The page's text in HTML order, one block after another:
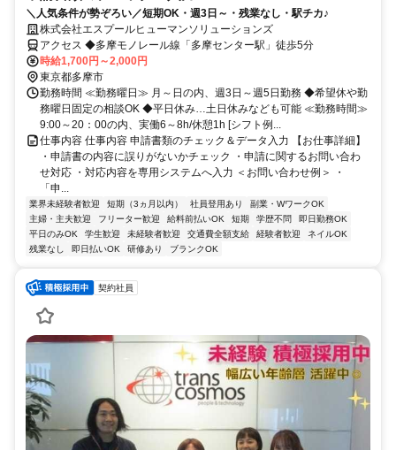
＼人気条件が勢ぞろい／短期OK・週3日～・残業なし・駅チカ♪
株式会社エスプールヒューマンソリューションズ
アクセス ◆多摩モノレール線「多摩センター駅」徒歩5分
時給1,700円～2,000円
東京都多摩市
勤務時間 ≪勤務曜日≫ 月～日の内、週3日～週5日勤務 ◆希望休や勤
務曜日固定の相談OK ◆平日休み…土日休みなども可能 ≪勤務時間≫
9:00～20：00の内、実働6～8h/休憩1h [シフト例...
仕事内容 仕事内容 申請書類のチェック＆データ入力 【お仕事詳細】
・申請書の内容に誤りがないかチェック ・申請に関するお問い合わ
せ対応 ・対応内容を専用システムへ入力 ＜お問い合わせ例＞ ・
「申...
業界未経験者歓迎 短期（3ヵ月以内） 社員登用あり
副業・WワークOK
主婦・主夫歓迎
フリーター歓迎 給料前払いOK 短期 学歴不問
即日勤務OK
平日のみOK
学生歓迎 未経験者歓迎 交通費全額支給 経験者歓迎
ネイルOK
残業なし
即日払いOK 研修あり ブランクOK
契約社員